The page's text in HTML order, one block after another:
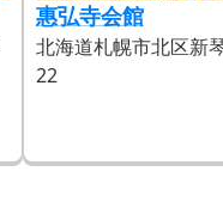
惠弘寺会館
北海道札幌市北区新
22